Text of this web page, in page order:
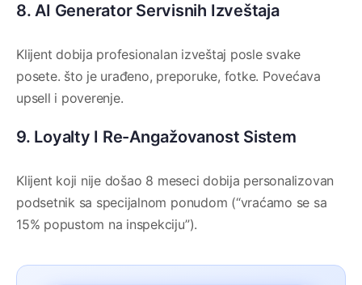
8. AI Generator Servisnih Izveštaja
Klijent dobija profesionalan izveštaj posle svake
posete. što je urađeno, preporuke, fotke. Povećava
upsell i poverenje.
9. Loyalty I Re-Angažovanost Sistem
Klijent koji nije došao 8 meseci dobija personalizovan
podsetnik sa specijalnom ponudom (“vraćamo se sa
15% popustom na inspekciju”).